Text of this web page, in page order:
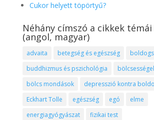
Cukor helyett töpörtyű?
Néhány címszó a cikkek
(angol, magyar)
advaita betegség és egészség
buddhizmus és pszichológia
bölcs mondások
depresszió kontra
Eckhart Tolle
egészség egó
elme
energiagyógyászat
fizikai test